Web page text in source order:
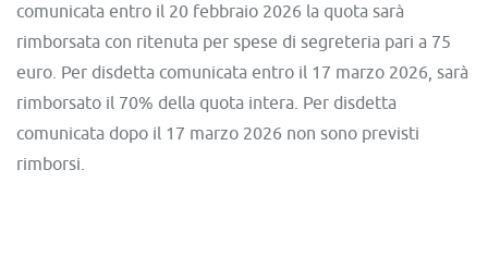
comunicata entro il 20 febbraio 2026 la quota sarà
rimborsata con ritenuta per spese di segreteria pari a 75
euro. Per disdetta comunicata entro il 17 marzo 2026, sarà
rimborsato il 70% della quota intera. Per disdetta
comunicata dopo il 17 marzo 2026 non sono previsti
rimborsi.